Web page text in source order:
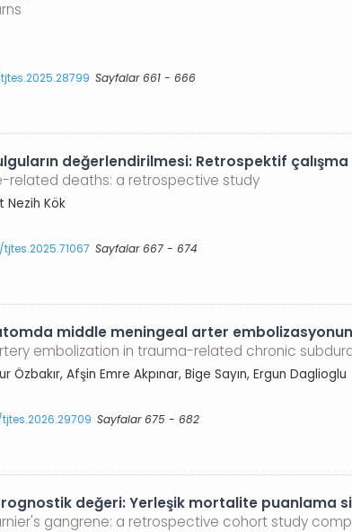
Sayfalar 661 - 666
değerlendirilmesi: Retrospektif çalışma
related deaths: a retrospective study
Nezih Kök
tjtes.2025.71067 Sayfalar 667 - 674
middle meningeal arter
embolization in trauma-related chronic
Özbakır, Afşin Emre Akpınar, Bige Sayın, Ergun Daglioglu
tjtes.2026.29709 Sayfalar 675 - 682
değeri: Yerleşik mortalite puanlama
gangrene: a retrospective cohort study